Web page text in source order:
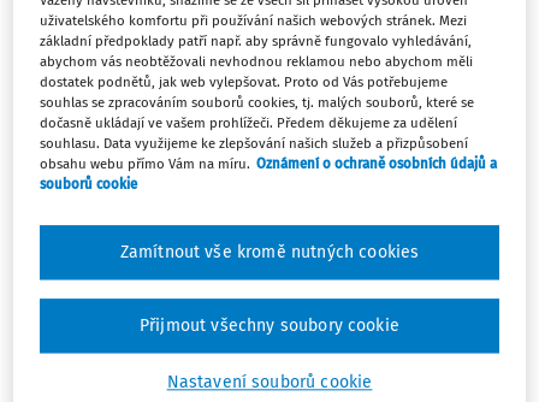
základních školách. Studie se mimo jiné zaměřovala na
hlavní obavy ředitelů a ředitelek škol, které bývají s
dotováním stravného spojovány, a zároveň na analýzu
dopadů, které zavedení této podpory dětem přináší.
V současnosti existují v České republice dva souběžné
státní programy, skrze něž lze stravné dětem z chudých
rodin hradit. Program Ministerstva práce a sociálních věcí
(MPSV) poskytuje stravné dětem ve věku 3-15 let a je
financován z evropských zdrojů; druhý program financuje
ze svého rozpočtu Ministerstvo školství, mládeže a
uživatelského komfortu při používání našich webových stránek. Mezi
základní předpoklady patří např. aby správně fungovalo vyhledávání,
abychom vás neobtěžovali nevhodnou reklamou nebo abychom měli
dostatek podnětů, jak web vylepšovat. Proto od Vás potřebujeme
souhlas se zpracováním souborů cookies, tj. malých souborů, které se
dočasně ukládají ve vašem prohlížeči. Předem děkujeme za udělení
souhlasu. Data využijeme ke zlepšování našich služeb a přizpůsobení
obsahu webu přímo Vám na míru. Oznámení o ochraně osobních údajů a
souborů cookie
Nastavení souborů cookie
Zamítnout vše kromě nutných cookies
Přijmout všechny soubory cookie